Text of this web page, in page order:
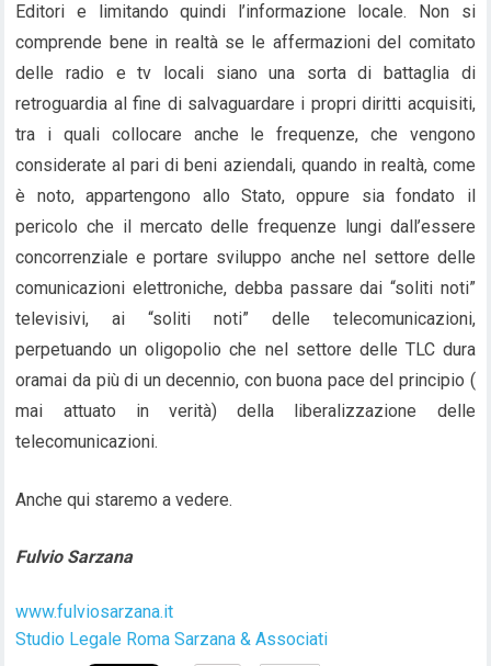
Editori e limitando quindi l’informazione locale. Non si
comprende bene in realtà se le affermazioni del comitato
delle radio e tv locali siano una sorta di battaglia di
retroguardia al fine di salvaguardare i propri diritti acquisiti,
tra i quali collocare anche le frequenze, che vengono
considerate al pari di beni aziendali, quando in realtà, come
è noto, appartengono allo Stato, oppure sia fondato il
pericolo che il mercato delle frequenze lungi dall’essere
concorrenziale e portare sviluppo anche nel settore delle
comunicazioni elettroniche, debba passare dai “soliti noti”
televisivi, ai “soliti noti” delle telecomunicazioni,
perpetuando un oligopolio che nel settore delle TLC dura
oramai da più di un decennio, con buona pace del principio (
mai attuato in verità) della liberalizzazione delle
telecomunicazioni.
Anche qui staremo a vedere.
Fulvio Sarzana
www.fulviosarzana.it
Studio Legale Roma Sarzana & Associati